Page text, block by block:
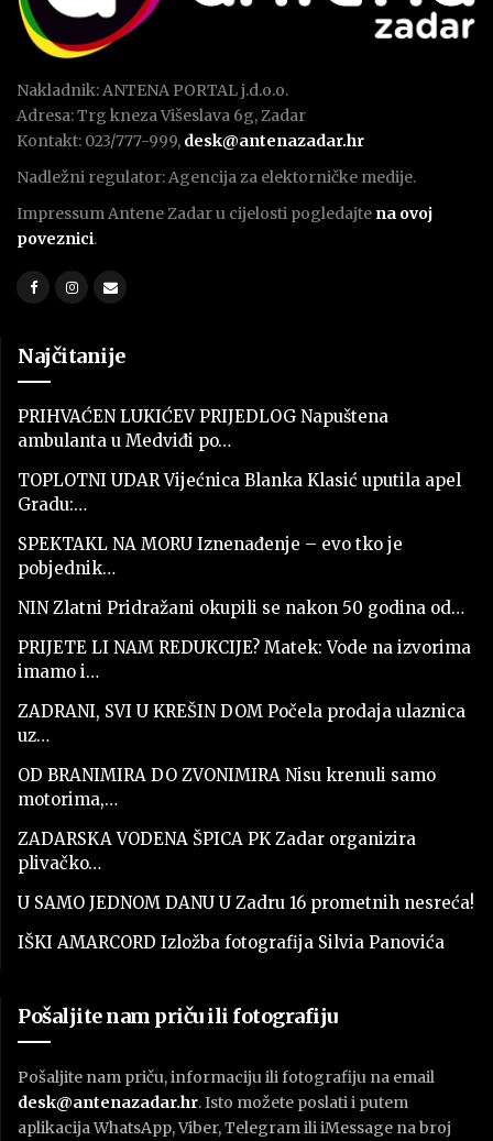
Nakladnik: ANTENA PORTAL j.d.o.o.
Adresa: Trg kneza Višeslava 6g, Zadar
Kontakt: 023/777-999, desk@antenazadar.hr
Nadležni regulator: Agencija za elektorničke medije.
Impressum Antene Zadar u cijelosti pogledajte na ovoj
poveznici.
Najčitanije
PRIHVAĆEN LUKIĆEV PRIJEDLOG Napuštena
ambulanta u Medviđi po…
TOPLOTNI UDAR Vijećnica Blanka Klasić uputila apel
Gradu:…
SPEKTAKL NA MORU Iznenađenje – evo tko je
pobjednik…
NIN Zlatni Pridražani okupili se nakon 50 godina od…
PRIJETE LI NAM REDUKCIJE? Matek: Vode na izvorima
imamo i…
ZADRANI, SVI U KREŠIN DOM Počela prodaja ulaznica
uz…
OD BRANIMIRA DO ZVONIMIRA Nisu krenuli samo
motorima,…
ZADARSKA VODENA ŠPICA PK Zadar organizira
plivačko…
U SAMO JEDNOM DANU U Zadru 16 prometnih nesreća!
IŠKI AMARCORD Izložba fotografija Silvia Panovića
Pošaljite nam priču ili fotografiju
Pošaljite nam priču, informaciju ili fotografiju na email
desk@antenazadar.hr. Isto možete poslati i putem
aplikacija WhatsApp, Viber, Telegram ili iMessage na broj